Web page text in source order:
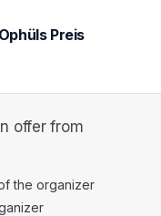
Preis
offer from
tab)
the organizer